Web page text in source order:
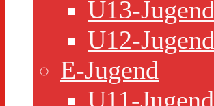
U13-
U12-
E-Jugend
U11-